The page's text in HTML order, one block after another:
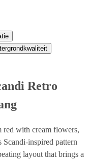
Retro
with cream flowers,
Scandi-inspired pattern
layout that brings a